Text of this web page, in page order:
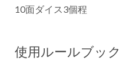
10面ダイス3個程
使用ルールブック